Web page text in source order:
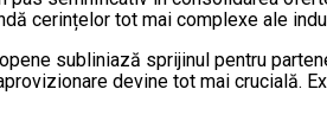
cerințelor tot mai complexe ale
subliniază sprijinul pentru
devine tot mai crucială.